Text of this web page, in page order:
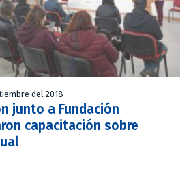
del 2018
junto a Fundación
capacitación sobre